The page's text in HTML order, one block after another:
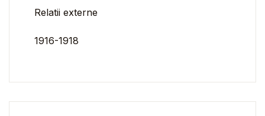
Relatii externe
1916-1918